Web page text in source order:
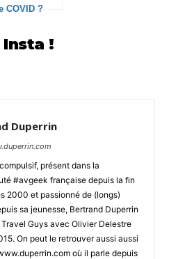
COVID ?
Insta !
Duperrin
présent dans la
#avgeek française depuis la fin
2000 et passionné de (longs)
sa jeunesse, Bertrand Duperrin
Guys avec Olivier Delestre
On peut le retrouver aussi aussi
où il parle depuis